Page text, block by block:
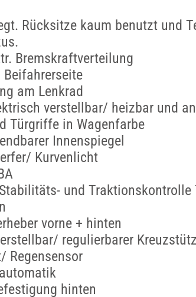
Rücksitze kaum benutzt und
Bremskraftverteilung
am Lenkrad
verstellbar/ heizbar und
Türgriffe in Wagenfarbe
Innenspiegel
Kurvenlicht
und Traktionskontrolle
vorne + hinten
regulierbarer
Regensensor
hinten